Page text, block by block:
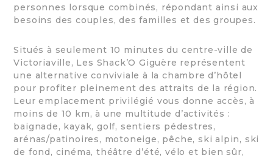
personnes lorsque combinés, répondant ainsi aux
besoins des couples, des familles et des groupes.
Situés à seulement 10 minutes du centre-ville de
Victoriaville, Les Shack’O Giguère représentent
une alternative conviviale à la chambre d’hôtel
pour profiter pleinement des attraits de la région.
Leur emplacement privilégié vous donne accès, à
moins de 10 km, à une multitude d’activités :
baignade, kayak, golf, sentiers pédestres,
arénas/patinoires, motoneige, pêche, ski alpin, ski
de fond, cinéma, théâtre d’été, vélo et bien sûr,